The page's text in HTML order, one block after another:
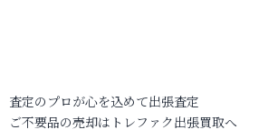
査定のプロが心を込めて出張査定
ご不要品の売却はトレファク出張買取へ